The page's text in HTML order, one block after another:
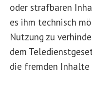
oder strafbaren
es ihm technisch
Nutzung zu
dem
die fremden Inhalte